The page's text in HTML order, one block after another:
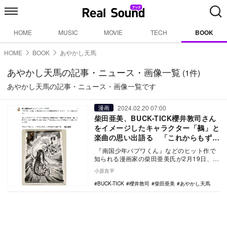
HOME MUSIC MOVIE TECH BOOK
HOME BOOK あやかし天馬
あやかし天馬の記事・ニュース・画像一覧 (1件)
あやかし天馬の記事・ニュース・画像一覧です
漫画 2024.02.20 07:00
柴田亜美、BUCK-TICK櫻井敦司さん
をイメージしたキャラクター「鵺」と
楽曲の思い出語る 「これからもずっ
と聴き続ける」
『南国少年パプワくん』などのヒット作で
知られる漫画家の柴田亜美氏が2月19日、自
妖怪漫…
小原良平
BUCK-TICK
櫻井敦司 柴田亜美 あやかし天馬